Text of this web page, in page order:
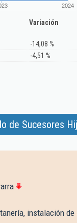
2024
Variación
-14,08 %
-4,51 %
de Sucesores
instalación